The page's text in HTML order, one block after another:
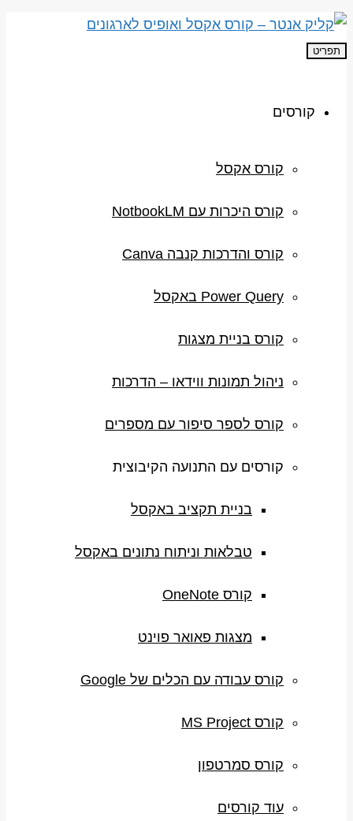
תפריט
קורסים
קורס אקסל
קורס היכרות עם NotbookLM
קורס והדרכות קנבה Canva
Power Query באקסל
קורס בניית מצגות
ניהול תמונות ווידאו – הדרכות
קורס לספר סיפור עם מספרים
קורסים עם התנועה הקיבוצית
בניית תקציב באקסל
טבלאות וניתוח נתונים באקסל
קורס OneNote
מצגות פאואר פוינט
קורס עבודה עם הכלים של Google
קורס MS Project
קורס סמרטפון
עוד קורסים